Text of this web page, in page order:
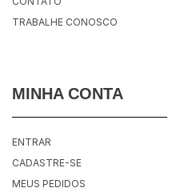
TRABALHE CONOSCO
MINHA CONTA
ENTRAR
CADASTRE-SE
MEUS PEDIDOS